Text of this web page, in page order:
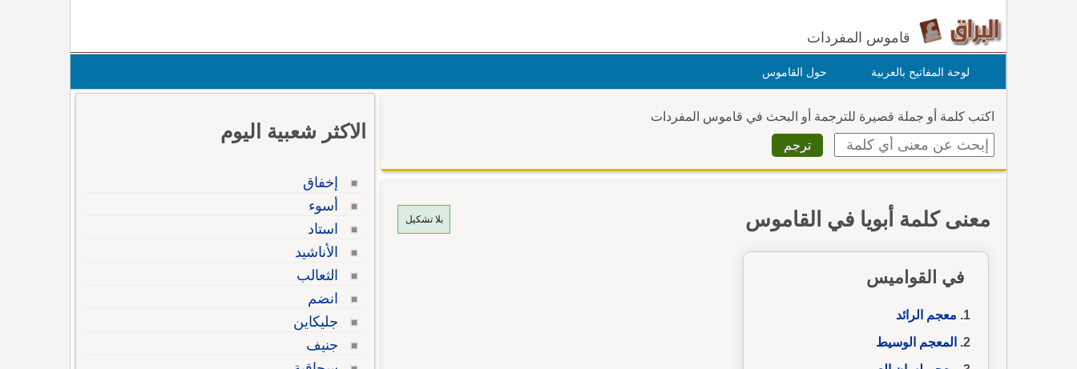
قاموس المفردات
لوحة المفاتيح بالعربية حول القاموس
اكتب كلمة أو جملة قصيرة للترجمة أو البحث في قاموس المفردات
بلا تشكيل معنى كلمة أبويا في القاموس
في القواميس
معجم الرائد
المعجم الوسيط
الاكثر شعبية اليوم
إخفاق
أسوء
استاد
الأناشيد
الثعالب
انضم
جليكاين
جنيف